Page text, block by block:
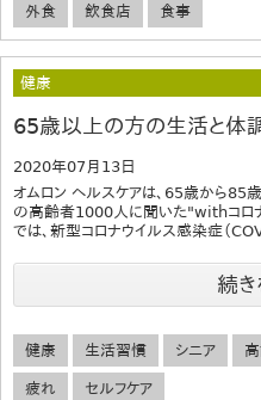
外食 飲食店 食事
健康
65歳以上の方の生活と体
2020年07月13日
オムロン ヘルスケアは、65歳から85
の高齢者1000人に聞いた"withコロ
では、新型コロナウイルス感染症（
続
健康 生活習慣 シニア
疲れ セルフケア